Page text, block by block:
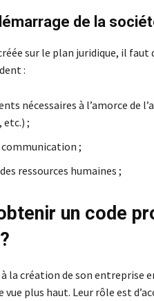
de la
sur le plan juridique, il faut
:
nécessaires à l’amorce de
etc.) ;
communication ;
ressources humaines ;
un code
la création de son entreprise
vue plus haut. Leur rôle est